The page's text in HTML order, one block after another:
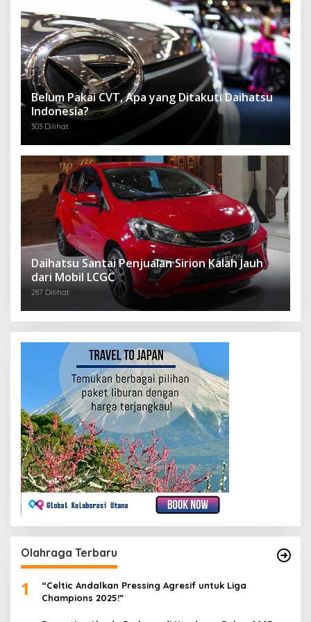
Belum Pakai CVT, Apa yang Ditakuti Daihatsu
Indonesia?
303 Dilihat
Daihatsu Santai Penjualan Sirion Kalah Jauh
dari Mobil LCGC
287 Dilihat
Olahraga Terbaru
1
“Celtic Andalkan Pressing Agresif untuk Liga
Champions 2025!”